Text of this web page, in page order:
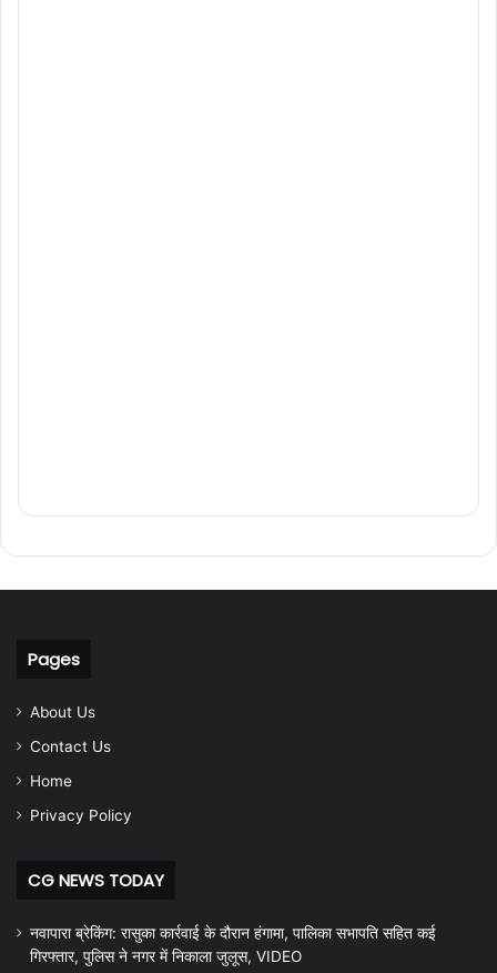
Pages
About Us
Contact Us
Home
Privacy Policy
CG NEWS TODAY
नवापारा ब्रेकिंग: रासुका कार्रवाई के दौरान हंगामा, पालिका सभापति सहित कई
गिरफ्तार, पुलिस ने नगर में निकाला जुलूस, VIDEO